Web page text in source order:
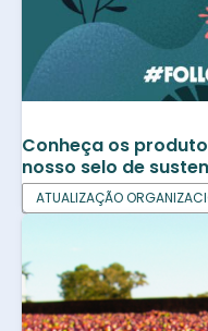
Conheça os
nosso selo de
ATUALIZAÇÃO